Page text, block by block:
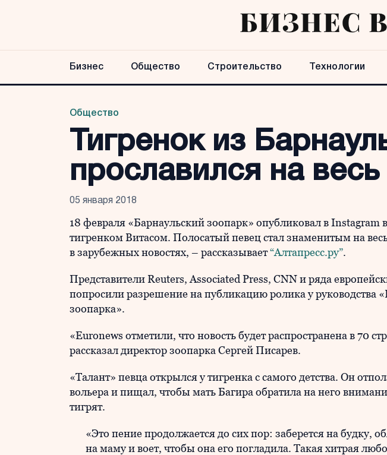
Бизнес Общество Строительство Технологии
Общество
Тигренок из
прославился на
05 января 2018
18 февраля «Барнаульский зоопарк» опубликовал в
тигренком Витасом. Полосатый певец стал знаменитым на
в зарубежных новостях, – рассказывает“Алтапресс.ру”.
Представители Reuters, Associated Press, CNN и ряда
попросили разрешение на публикацию ролика у руководства
зоопарка».
«Euronews отметили, что новость будет распространена в 70
рассказал директор зоопарка Сергей Писарев.
«Талант» певца открылся у тигренка с самого детства. Он
вольера и пищал, чтобы мать Багира обратила на него
тигрят.
«Это пение продолжается до сих пор: заберется на будку,
на маму и воет, чтобы она его погладила. Такая хитрая